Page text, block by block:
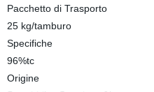
Pacchetto di Trasporto
25 kg/tamburo
Specifiche
96%tc
Origine